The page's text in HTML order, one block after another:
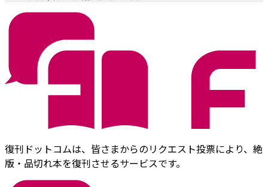
復刊ドットコムは、皆さまからのリクエスト投票により、絶
版・品切れ本を復刊させるサービスです。